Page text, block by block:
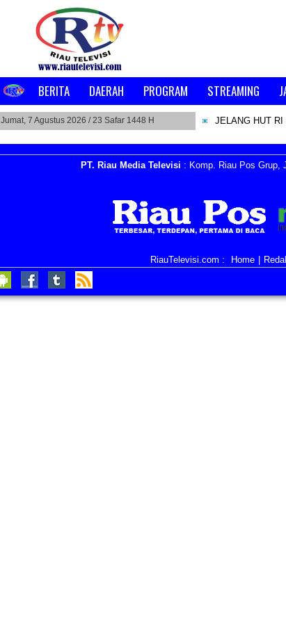
BERITA DAERAH PROGRAM STREAMING
Jumat, 7 Agustus 2026 /23 Safar 1448 H JELANG HUT
PT. Riau Media Televisi : Komp. Riau Pos Grup,
RiauTelevisi.com : Home